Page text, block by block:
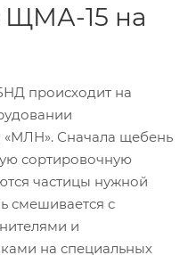
ЩМА-15 на
происходит на
«МЛН». Сначала щебень
сортировочную
частицы нужной
смешивается с
и
на специальных